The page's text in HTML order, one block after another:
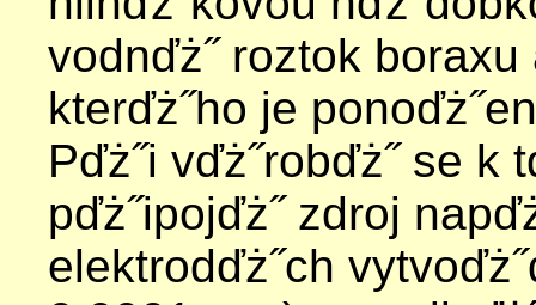
vodnďż˝ roztok
kterďż˝ho je
Pďż˝i vďż˝robďż˝ se k
pďż˝ipojďż˝ zdroj
elektrodďż˝ch